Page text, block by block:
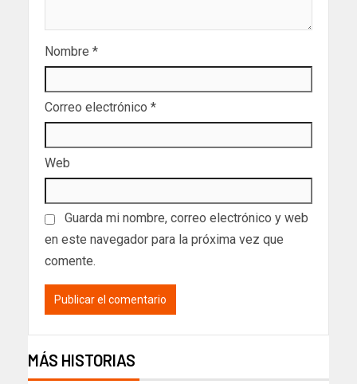
Nombre *
Correo electrónico *
Web
Guarda mi nombre, correo electrónico y web
en este navegador para la próxima vez que
comente.
MÁS HISTORIAS